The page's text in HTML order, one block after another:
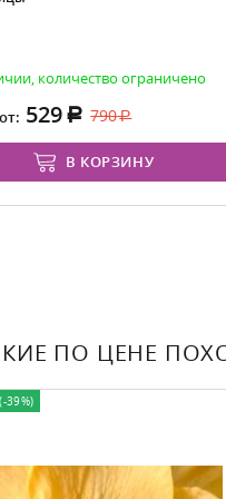
количество ограничено
529 790
В КОРЗИНУ
ПО ЦЕНЕ
39%)